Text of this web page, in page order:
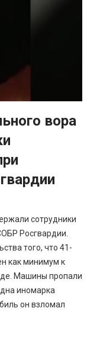
вора
сотрудники
Росгвардии.
того, что 41-
как минимум к
Машины пропали
иномарка
он взломал